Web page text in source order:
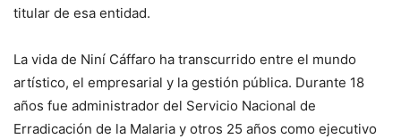
titular de esa entidad.
La vida de Niní Cáffaro ha transcurrido entre el mundo
artístico, el empresarial y la gestión pública. Durante 18
años fue administrador del Servicio Nacional de
Erradicación de la Malaria y otros 25 años como ejecutivo